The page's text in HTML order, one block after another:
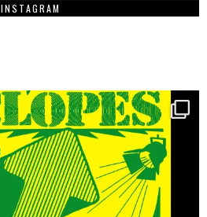
INSTAGRAM